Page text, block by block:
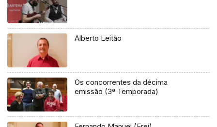
Alberto Leitão
Os concorrentes da décima
emissão (3ª Temporada)